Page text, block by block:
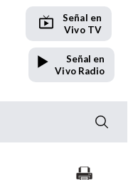
Señal en
Vivo TV
Señal en
Vivo Radio